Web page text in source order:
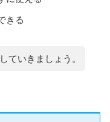
きる
ていきましょう。